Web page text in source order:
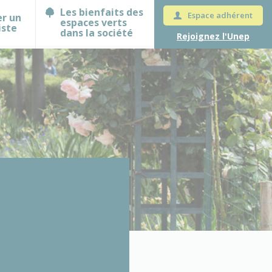
un Les bienfaits des
espaces verts
dans la société
Espace adhérent
Rejoignez l'Unep